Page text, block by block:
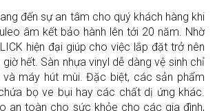
đến sự an tâm cho quý khách hàng khi
âm kết bảo hành lên tới 20 năm. Nhờ
hiện đại giúp cho việc lắp đặt trở nên
hết. Sàn nhựa vinyl dễ dàng vệ sinh chỉ
máy hút mùi. Đặc biệt, các sản phẩm
bọ ve bụi hay các chất dị ứng khác.
an toàn cho sức khỏe cho các gia đình,